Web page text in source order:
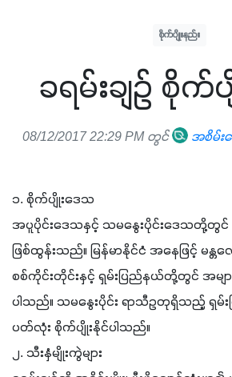
စိုက်ပျိုးနည်း
ခရမ်းချဉ် စိုက်
08/12/2017 22:29 PM တွင် အစိမ်း
၁. စိုက်ပျိုးဒေသ
အပူပိုင်းဒေသနှင့် သမနွေးပိုင်းဒေသတို့တွင်
ဖြစ်ထွန်းသည်။ မြန်မာနိုင်ငံ အနေဖြင့် မန္တလ
စစ်ကိုင်းတိုင်းနှင့် ရှမ်းပြည်နယ်တို့တွင် အမျာ
ပါသည်။ သမနွေးပိုင်း ရာသီဥတုရှိသည့် ရှမ်
ပတ်လုံး စိုက်ပျိုးနိုင်ပါသည်။
၂. သီးနှံမျိုးကွဲများ